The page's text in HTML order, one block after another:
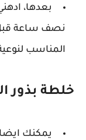
بعدها،
نصف ساعة قبل
المناسب
خلطة بذور
يمكنك